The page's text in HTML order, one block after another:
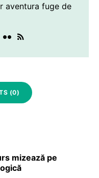
aventura fuge de
(0)
mizează pe